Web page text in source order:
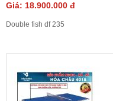
Giá: 18.900.000 đ
Double fish df 235